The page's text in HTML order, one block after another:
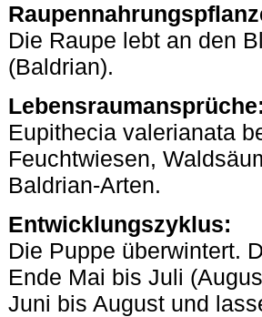
Die Raupe lebt an den
(Baldrian).
Eupithecia valerianata
Feuchtwiesen,
Baldrian-Arten.
Entwicklungszyklus:
Die Puppe überwintert.
Ende Mai bis Juli
Juni bis August und